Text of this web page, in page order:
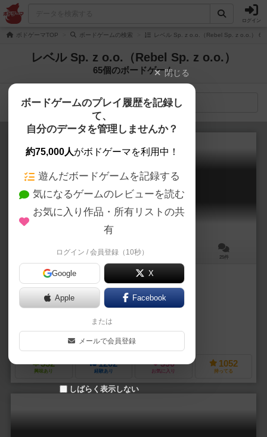
ログイン
ボドゲーマTOP ボードゲームの検索 レベル Sp. z o.o.（Rebel Sp. z o.o.） 65
レベル Sp. z o.o.（Rebel Sp. z o.o.）
65個のボードゲーム
検索メニュー
宝石の煌き：デュエル
Splendor Duel
－ 25件
作品説明文の編集者を募集中
マーク・アンドレ（Marc André）
ブルーノ・カタラ（Bruno
ダヴィデ・トセッロ（Davide Tosello）
スペース カウボーイズ（Space Cowboys）
332
興味あり
1202
経験あり
390
お気に入り
1052
持ってる
閉じる
ボードゲームのプレイ履歴を記録し
て、
自分のデータを管理しませんか？
約75,000人がボドゲーマを利用中！
遊んだボードゲームを記録する
気になるゲームのレビューを読む
お気に入り作品・所有リストの共
有
ログイン / 会員登録（10秒）
Google X
Apple Facebook
または
メールで会員登録
しばらく表示しない